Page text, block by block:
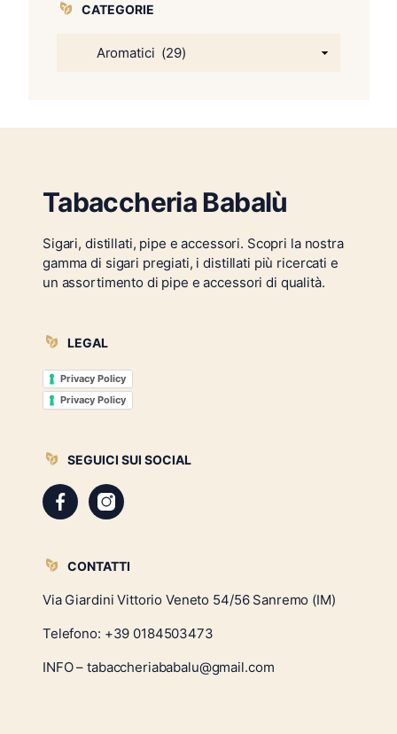
CATEGORIE
Tabaccheria Babalù
Sigari, distillati, pipe e accessori. Scopri la nostra
gamma di sigari pregiati, i distillati più ricercati e
un assortimento di pipe e accessori di qualità.
LEGAL
Privacy Policy
Privacy Policy
SEGUICI SUI SOCIAL
CONTATTI
Via Giardini Vittorio Veneto 54/56 Sanremo (IM)
Telefono: +39 0184503473
INFO – tabaccheriababalu@gmail.com